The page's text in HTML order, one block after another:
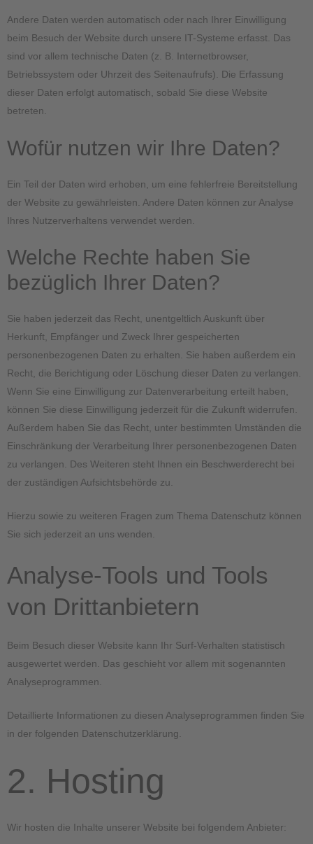
Andere Daten werden automatisch oder nach Ihrer Einwilligung
beim Besuch der Website durch unsere IT-Systeme erfasst. Das
sind vor allem technische Daten (z. B. Internetbrowser,
Betriebssystem oder Uhrzeit des Seitenaufrufs). Die Erfassung
dieser Daten erfolgt automatisch, sobald Sie diese Website
betreten.
Wofür nutzen wir Ihre Daten?
Ein Teil der Daten wird erhoben, um eine fehlerfreie Bereitstellung
der Website zu gewährleisten. Andere Daten können zur Analyse
Ihres Nutzerverhaltens verwendet werden.
Welche Rechte haben Sie
bezüglich Ihrer Daten?
Sie haben jederzeit das Recht, unentgeltlich Auskunft über
Herkunft, Empfänger und Zweck Ihrer gespeicherten
personenbezogenen Daten zu erhalten. Sie haben außerdem ein
Recht, die Berichtigung oder Löschung dieser Daten zu verlangen.
Wenn Sie eine Einwilligung zur Datenverarbeitung erteilt haben,
können Sie diese Einwilligung jederzeit für die Zukunft widerrufen.
Außerdem haben Sie das Recht, unter bestimmten Umständen die
Einschränkung der Verarbeitung Ihrer personenbezogenen Daten
zu verlangen. Des Weiteren steht Ihnen ein Beschwerderecht bei
der zuständigen Aufsichtsbehörde zu.
Hierzu sowie zu weiteren Fragen zum Thema Datenschutz können
Sie sich jederzeit an uns wenden.
Analyse-Tools und Tools
von Dritt­anbietern
Beim Besuch dieser Website kann Ihr Surf-Verhalten statistisch
ausgewertet werden. Das geschieht vor allem mit sogenannten
Analyseprogrammen.
Detaillierte Informationen zu diesen Analyseprogrammen finden Sie
in der folgenden Datenschutzerklärung.
2. Hosting
Wir hosten die Inhalte unserer Website bei folgendem Anbieter: